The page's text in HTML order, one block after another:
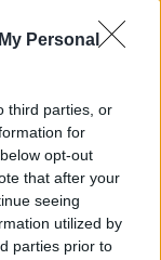
Personal
third parties, or
for
opt-out
that after your
seeing
utilized by
parties prior to
va încheia
ofertant
să-și
la finalul